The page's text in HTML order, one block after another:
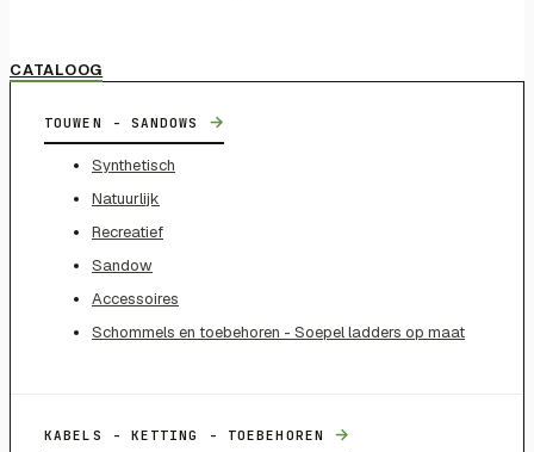
CATALOOG
TOUWEN - SANDOWS →
Synthetisch
Natuurlijk
Recreatief
Sandow
Accessoires
Schommels en toebehoren - Soepel ladders op maat
KABELS - KETTING - TOEBEHOREN →